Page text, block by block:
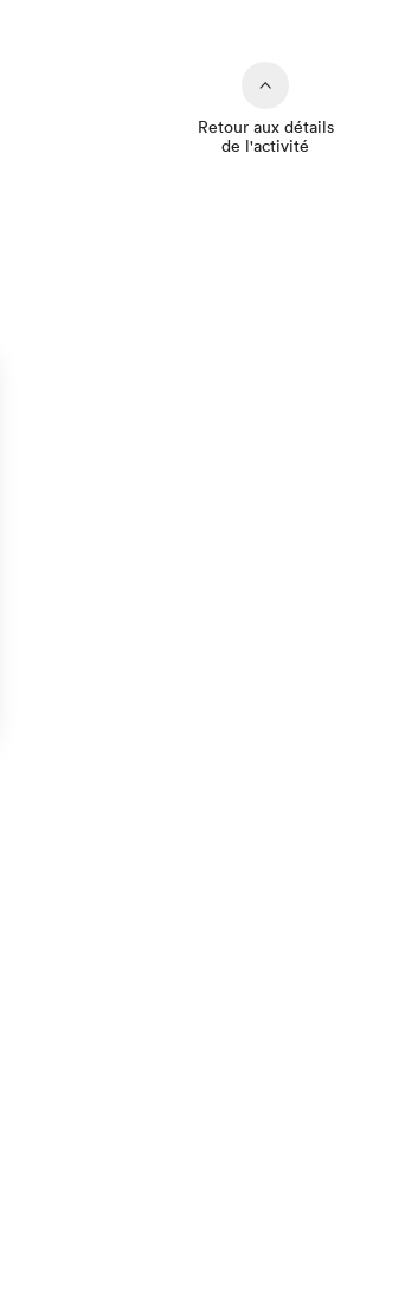
Retour aux détails
de l'activité